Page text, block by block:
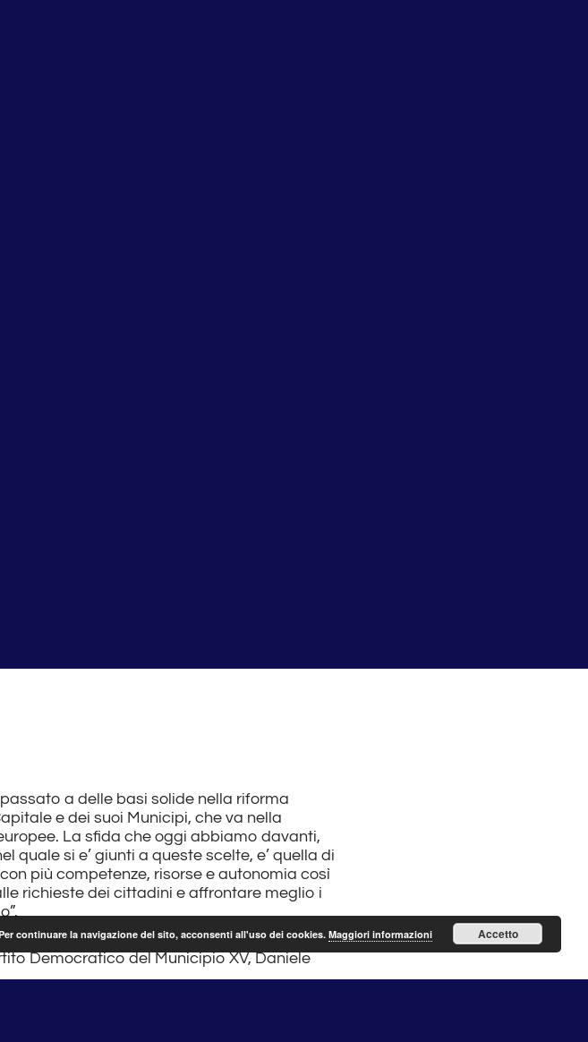
a delle basi solide nella riforma
e dei suoi Municipi, che va nella
La sfida che oggi abbiamo davanti,
si e’ giunti a queste scelte, e’ quella di
più competenze, risorse e autonomia così
richieste dei cittadini e affrontare meglio i
Democratico del Municipio XV, Daniele
continuare la navigazione del sito, acconsenti all'uso dei cookies. Maggiori informazioni Accetto